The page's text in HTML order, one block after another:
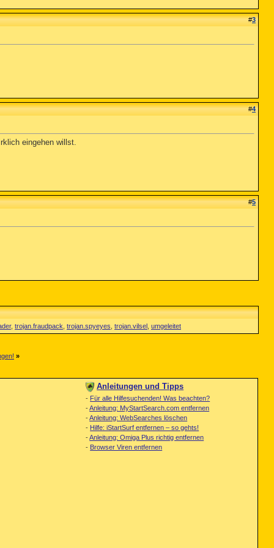
#3
#4
eingehen willst.
#5
, trojan.fraudpack trojan.spyeyes trojan.vilsel umgeleitet
»
Anleitungen und Tipps
- Für alle Hilfesuchenden! Was beachten?
-Anleitung: MyStartSearch.com entfernen
-Anleitung: WebSearches löschen
- Hilfe: iStartSurf entfernen – so gehts!
-Anleitung: Omiga Plus richtig entfernen
- Browser Viren entfernen